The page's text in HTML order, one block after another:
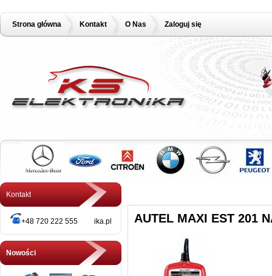
Strona główna Kontakt O Nas Zaloguj się
Kontakt
+48 720 222 555 ika.pl
Nowości
AUTEL MAXI EST 201